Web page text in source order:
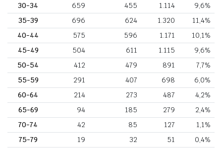
30-34
659 455 1.114
9,6%
35-39
696 624 1.320
11,4%
40-44
575 596 1.171
10,1%
45-49
504 611 1.115
9,6%
50-54
412 479 891
7,7%
55-59
291 407 698
6,0%
60-64
214 273 487
4,2%
65-69
94 185 279
2,4%
70-74
42 85 127
1,1%
75-79
19 32 51
0,4%